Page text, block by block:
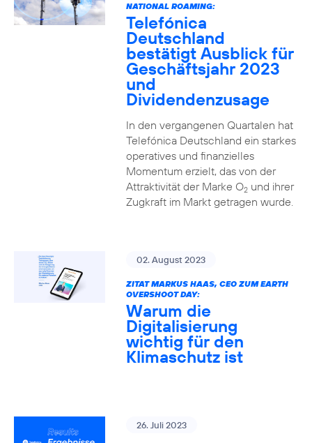
NATIONAL ROAMING:
Telefónica
Deutschland
bestätigt Ausblick für
Geschäftsjahr 2023
und
Dividendenzusage
In den vergangenen Quartalen hat
Telefónica Deutschland ein starkes
operatives und finanzielles
Momentum erzielt, das von der
Attraktivität der Marke O2und ihrer
Zugkraft im Markt getragen wurde.
02. August 2023
ZITAT MARKUS HAAS, CEO ZUM EARTH
OVERSHOOT DAY:
Warum die
Digitalisierung
wichtig für den
Klimaschutz ist
26. Juli 2023